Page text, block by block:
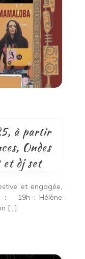
à partir
Ondes
et dj set
et engagée,
: 19h : Hélène
[…]